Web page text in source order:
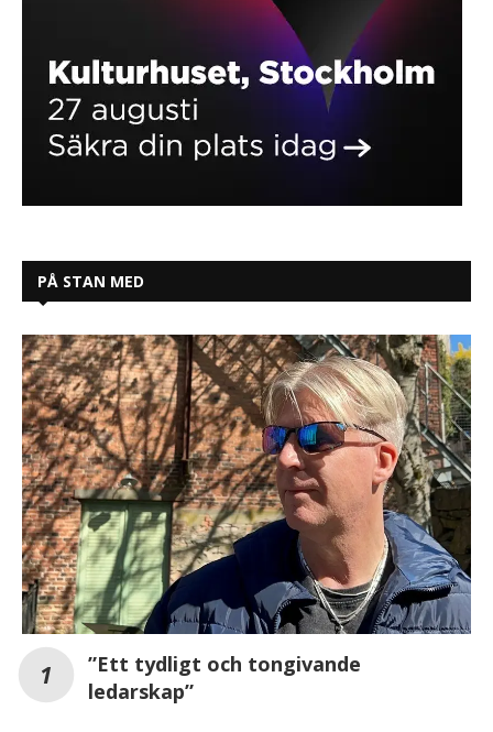
PÅ STAN MED
”Ett tydligt och tongivande
ledarskap”